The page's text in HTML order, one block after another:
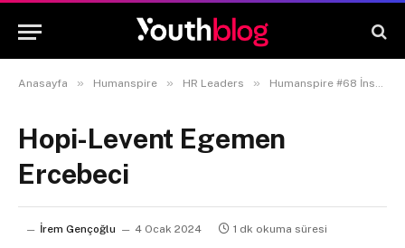
Anasayfa » Humanspire » HR Leaders » Humanspire #68 İnsan Kaynakları ve Operasyon Genel Müdür Yardımcısı Levent Ercebeci
Hopi-Levent Egemen
Ercebeci
İrem Gençoğlu 4 Ocak 2024 1 dk okuma süresi